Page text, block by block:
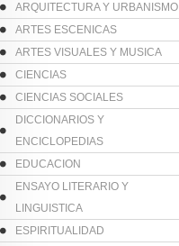
ARQUITECTURA Y URBANISMO
ARTES ESCENICAS
ARTES VISUALES Y MUSICA
CIENCIAS
CIENCIAS SOCIALES
DICCIONARIOS Y
ENCICLOPEDIAS
EDUCACION
ENSAYO LITERARIO Y
LINGUISTICA
ESPIRITUALIDAD